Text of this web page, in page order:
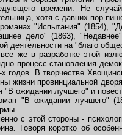
времени. Не
хотя с давних пор
"Испытания" (1854),
дело" (1863),
деятельности на "благо
же в разработке этой
процесс становления
х годов. В творчестве
жизни провинциальной
"В ожидании лучшего" и
"В ожидании лучшего"
с этой стороны -
Говоря коротко об